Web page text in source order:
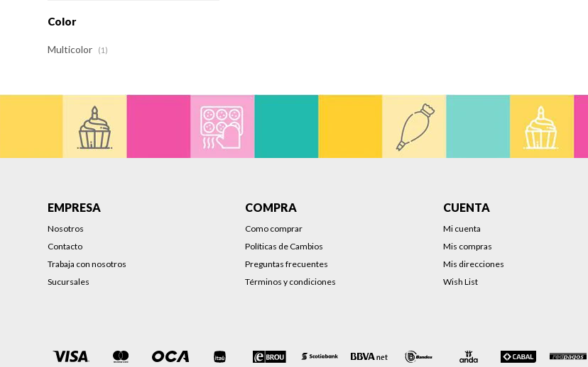
Color
Multicolor (1)
EMPRESA
Nosotros
Contacto
Trabaja con nosotros
Sucursales
COMPRA
Como comprar
Políticas de Cambios
Preguntas frecuentes
Términos y condiciones
CUENTA
Mi cuenta
Mis compras
Mis direcciones
Wish List